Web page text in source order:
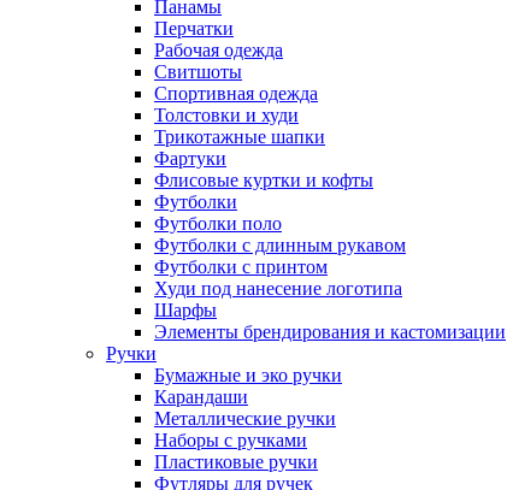
Панамы
Перчатки
Рабочая одежда
Свитшоты
Спортивная одежда
Толстовки и худи
Трикотажные шапки
Фартуки
Флисовые куртки и кофты
Футболки
Футболки поло
Футболки с длинным рукавом
Футболки с принтом
Худи под нанесение логотипа
Шарфы
Элементы брендирования и кастомизации
Ручки
Бумажные и эко ручки
Карандаши
Металлические ручки
Наборы с ручками
Пластиковые ручки
Футляры для ручек